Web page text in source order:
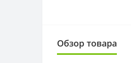
Обзор товара